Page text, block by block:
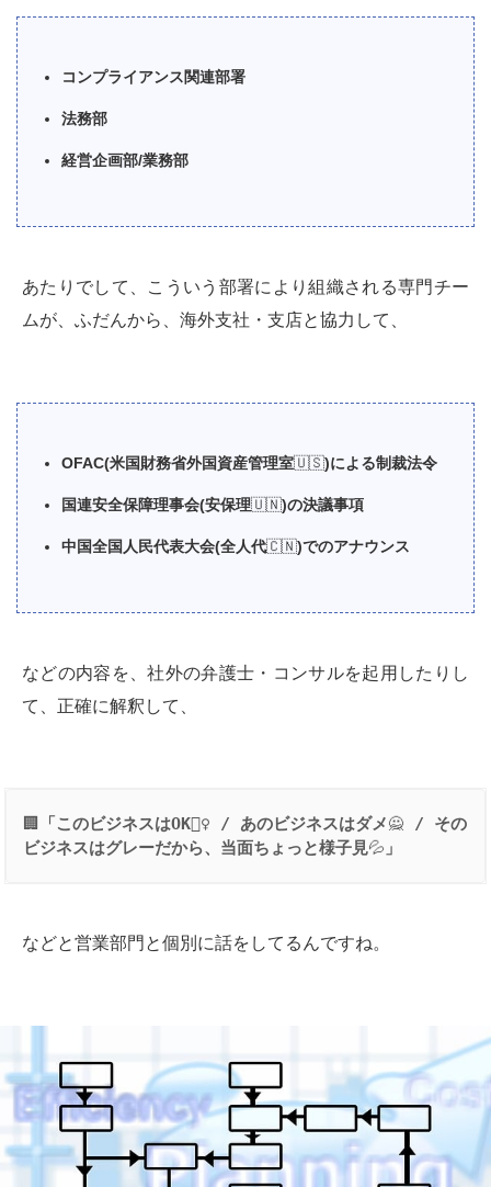
コンプライアンス関連部署
法務部
経営企画部/業務部
あたりでして、こういう部署により組織される専門チー
ムが、ふだんから、海外支社・支店と協力して、
OFAC(米国財務省外国資産管理室🇺🇸)による制裁法令
国連安全保障理事会(安保理🇺🇳)の決議事項
中国全国人民代表大会(全人代🇨🇳)でのアナウンス
などの内容を、社外の弁護士・コンサルを起用したりし
て、正確に解釈して、
🏢 「このビジネスはOK🙆‍♀️ / あのビジネスはダメ🙅 / その
ビジネスはグレーだから、当面ちょっと様子見💦 」
などと営業部門と個別に話をしてるんですね。